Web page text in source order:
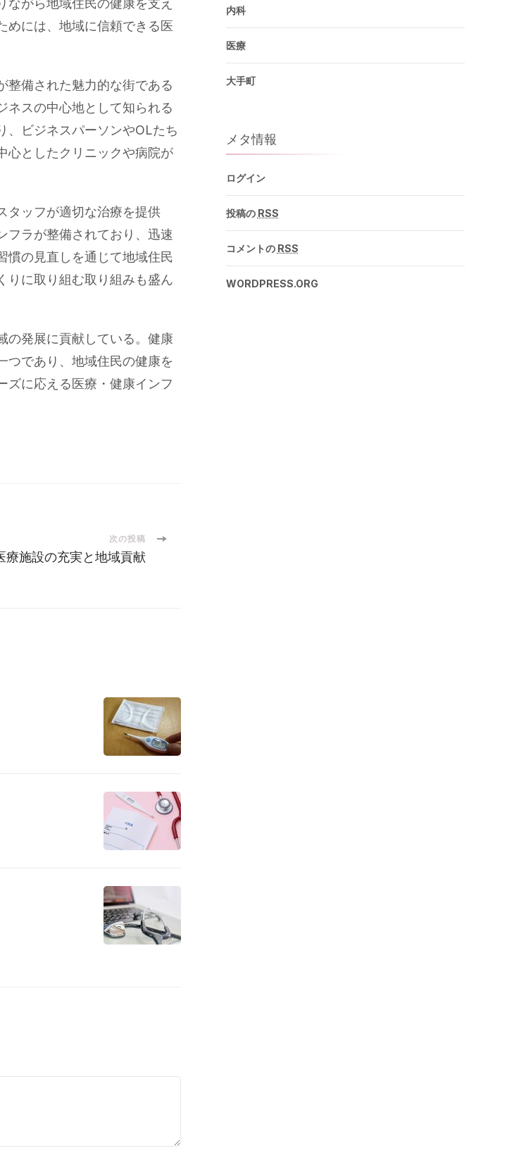
がら地域住民の健康を支え
めには、地域に信頼できる医
整備された魅力的な街である
ネスの中心地として知られる
、ビジネスパーソンやOLたち
心としたクリニックや病院が
タッフが適切な治療を提供
フラが整備されており、迅速
慣の見直しを通じて地域住民
りに取り組む取り組みも盛ん
の発展に貢献している。健康
つであり、地域住民の健康を
ズに応える医療・健康インフ
次の投稿
療施設の充実と地域貢献
内科
医療
大手町
メタ情報
ログイン
投稿の RSS
コメントの RSS
WORDPRESS.ORG